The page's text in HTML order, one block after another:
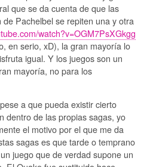
que se da cuenta de que las
Pachelbel se repiten una y otra
watch?v=OGM7PsXGkgg
en serio, xD), la gran mayoría lo
igual. Y los juegos son un
mayoría, no para los
a que pueda existir cierto
dentro de las propias sagas, yo
el motivo por el que me da
sagas es que tarde o temprano
juego que de verdad supone un